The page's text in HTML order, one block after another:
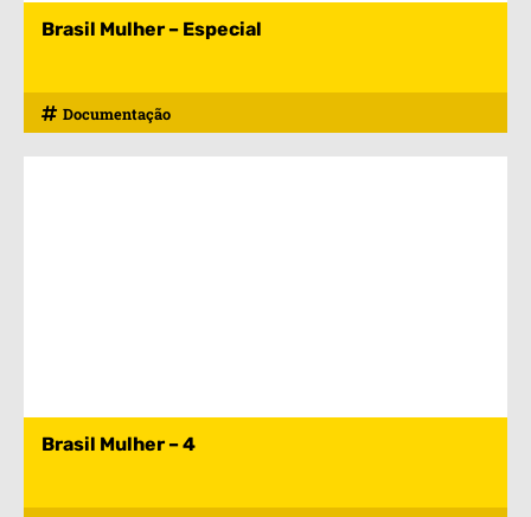
Brasil Mulher – Especial
Documentação
Brasil Mulher – 4